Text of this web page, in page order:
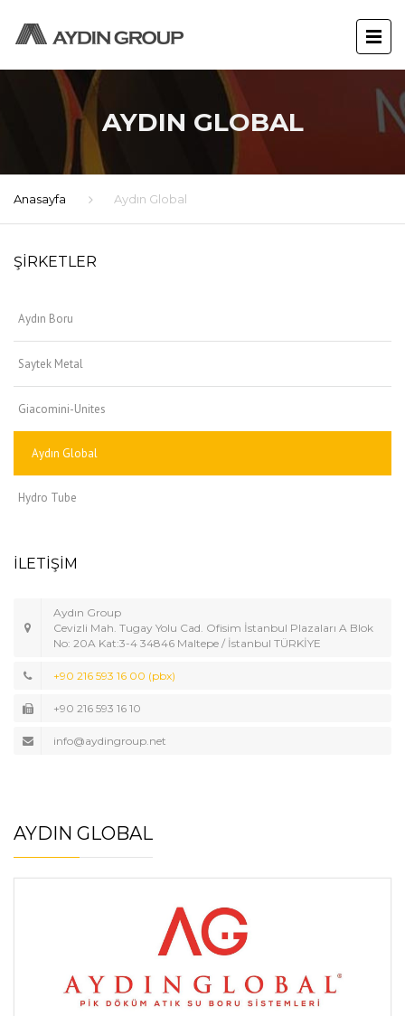
AYDIN GLOBAL
Anasayfa Aydın Global
ŞIRKETLER
Aydın Boru
Saytek Metal
Giacomini-Unites
Aydın Global
Hydro Tube
İLETİŞİM
Aydın Group
Cevizli Mah. Tugay Yolu Cad. Ofisim İstanbul Plazaları A Blok
No: 20A Kat:3-4 34846 Maltepe / İstanbul TÜRKİYE
+90 216 593 16 00 (pbx)
+90 216 593 16 10
info@aydingroup.net
AYDIN GLOBAL